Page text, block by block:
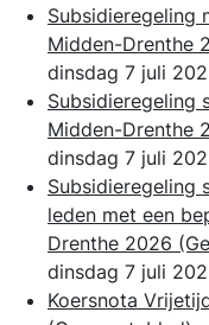
Subsidieregeling
Midden-Drenthe
dinsdag 7 juli
Subsidieregeling
Midden-Drenthe
dinsdag 7 juli
Subsidieregeling
leden met een
Drenthe 2026
dinsdag 7 juli
Koersnota